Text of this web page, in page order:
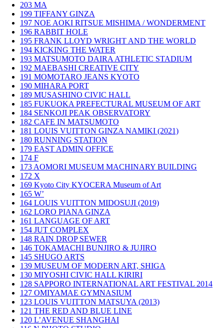
203 MA
199 TIFFANY GINZA
197 NOE AOKI RITSUE MISHIMA / WONDERMENT
196 RABBIT HOLE
195 FRANK LLOYD WRIGHT AND THE WORLD
194 KICKING THE WATER
193 MATSUMOTO DAIRA ATHLETIC STADIUM
192 MAEBASHI CREATIVE CITY
191 MOMOTARO JEANS KYOTO
190 MIHARA PORT
189 MUSASHINO CIVIC HALL
185 FUKUOKA PREFECTURAL MUSEUM OF ART
184 SENKOJI PEAK OBSERVATORY
182 CAFE IN MATSUMOTO
181 LOUIS VUITTON GINZA NAMIKI (2021)
180 RUNNING STATION
179 EAST ADMIN OFFICE
174 F
173 AOMORI MUSEUM MACHINARY BUILDING
172 X
169 Kyoto City KYOCERA Museum of Art
165 W’
164 LOUIS VUITTON MIDOSUJI (2019)
162 LORO PIANA GINZA
161 LANGUAGE OF ART
154 JUT COMPLEX
148 RAIN DROP SEWER
146 TOKAMACHI BUNJIRO & JUJIRO
145 SHUGO ARTS
139 MUSEUM OF MODERN ART, SHIGA
130 MIYOSHI CIVIC HALL KIRIRI
128 SAPPORO INTERNATIONAL ART FESTIVAL 2014
127 OMIYAMAE GYMNASIUM
123 LOUIS VUITTON MATSUYA (2013)
121 THE RED AND BLUE LINE
120 L’AVENUE SHANGHAI